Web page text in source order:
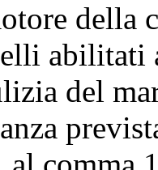
della
abilitati
del